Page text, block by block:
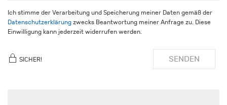
Ich stimme der Verarbeitung und Speicherung meiner Daten gemäß der
Datenschutzerklärung zwecks Beantwortung meiner Anfrage zu. Diese
Einwilligung kann jederzeit widerrufen werden.
SICHER! SENDEN